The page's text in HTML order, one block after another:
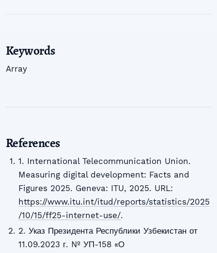
Keywords
Array
References
1. International Telecommunication Union.
Measuring digital development: Facts and
Figures 2025. Geneva: ITU, 2025. URL:
https://www.itu.int/itud/reports/statistics/2025
/10/15/ff25-internet-use/.
2. Указ Президента Республики Узбекистан от
11.09.2023 г. № УП-158 «О